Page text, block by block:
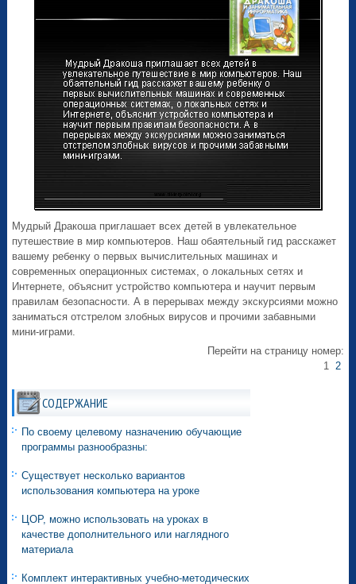
Мудрый Дракоша приглашает всех детей в увлекательное
путешествие в мир компьютеров. Наш обаятельный гид расскажет
вашему ребенку о первых вычислительных машинах и
современных операционных системах, о локальных сетях и
Интернете, объяснит устройство компьютера и научит первым
правилам безопасности. А в перерывах между экскурсиями можно
заниматься отстрелом злобных вирусов и прочими забавными
мини-играми.
Перейти на страницу номер:
1 2
СОДЕРЖАНИЕ
По своему целевому назначению обучающие
программы разнообразны:
Существует несколько вариантов
использования компьютера на уроке
ЦОР, можно использовать на уроках в
качестве дополнительного или наглядного
материала
Комплект интерактивных учебно-методических